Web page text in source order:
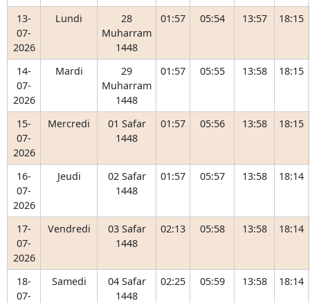
13-
07-
2026
Lundi
28
Muharram
1448
01:57 05:54 13:57 18:15
14-
07-
2026
Mardi
29
Muharram
1448
01:57 05:55 13:58 18:15
15-
07-
2026
Mercredi
01 Safar
1448
01:57 05:56 13:58 18:15
16-
07-
2026
Jeudi
02 Safar
1448
01:57 05:57 13:58 18:14
17-
07-
2026
Vendredi
03 Safar
1448
02:13 05:58 13:58 18:14
18-
07-
Samedi
04 Safar
1448
02:25 05:59 13:58 18:14